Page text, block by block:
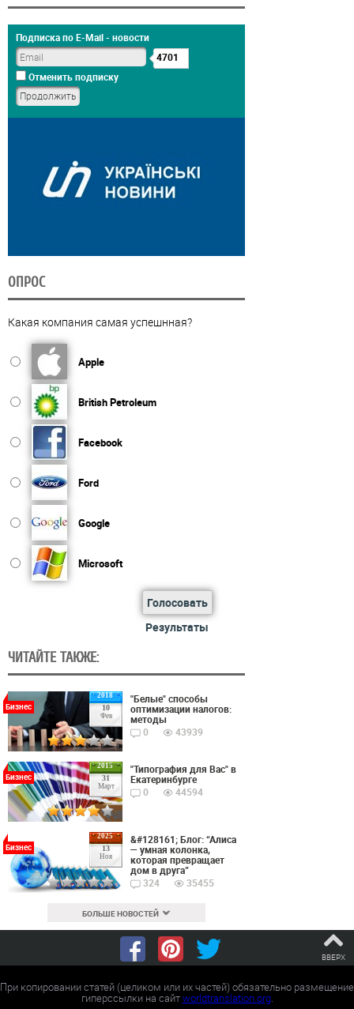
Подписка по E-Mail - новости
4701
Отменить подписку
ОПРОС
Какая компания самая успешнная?
Apple
British Petroleum
Facebook
Ford
Google
Microsoft
Голосовать
Результаты
ЧИТАЙТЕ ТАКЖЕ:
2018
10
Фев
Бизнес
"Белые" способы
оптимизации налогов:
методы
0
43939
2015
31
Март
Бизнес
"Типография для Вас" в
Екатеринбурге
0
44594
2025
13
Ноя
Бизнес
&#128161; Блог: “Алиса
— умная колонка,
которая превращает
дом в друга”
324
35455
БОЛЬШЕ НОВОСТЕЙ
ВВЕРХ
При копировании статей (целиком или их частей) обязательно размещение
гиперссылки на сайтworldtranslation.org.